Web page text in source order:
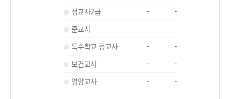
정교사2급
-
-
준교사
-
-
특수학교 정교사
-
-
보건교사
-
-
영양교사
- -